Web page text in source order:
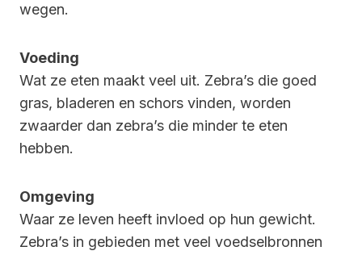
wegen.
Voeding
Wat ze eten maakt veel uit. Zebra’s die goed
gras, bladeren en schors vinden, worden
zwaarder dan zebra’s die minder te eten
hebben.
Omgeving
Waar ze leven heeft invloed op hun gewicht.
Zebra’s in gebieden met veel voedselbronnen